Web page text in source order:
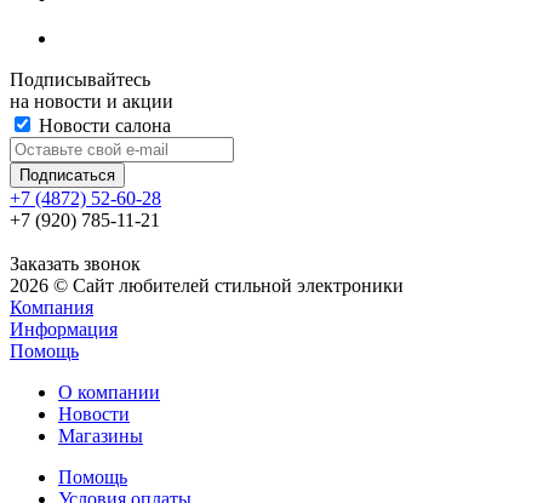
Подписывайтесь
на новости и акции
Новости салона
+7 (4872) 52-60-28
+7 (920) 785-11-21
Заказать звонок
2026 © Сайт любителей стильной электроники
Компания
Информация
Помощь
О компании
Новости
Магазины
Помощь
Условия оплаты